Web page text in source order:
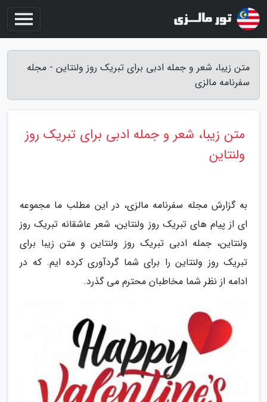
متن زیبا، شعر و جمله ادبی برای تبریک روز ولنتاین - مجله
سفرنامه مالزی
متن زیبا، شعر و جمله ادبی برای تبریک روز
ولنتاین
به گزارش مجله سفرنامه مالزی، در این مطلب ما مجموعه
ای از پیام های تبریک روز ولنتاین، شعر عاشقانه تبریک روز
ولنتاین، جمله ادبی تبریک روز ولنتاین و متن زیبا برای
تبریک روز ولنتاین را برای شما گردآوری کرده ایم. که در
ادامه از نظر شما مخاطبان محترم می گذرد.